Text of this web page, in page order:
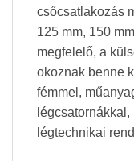
csőcsatlakozás
125 mm, 150
megfelelő, a
okoznak benne
fémmel,
légtechnikai